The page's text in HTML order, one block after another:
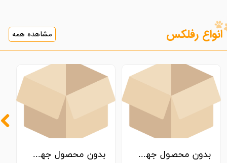
بدون محصول جهت نمایش بدون محصول جهت نمایش
انواع رفلکس مشاهده همه